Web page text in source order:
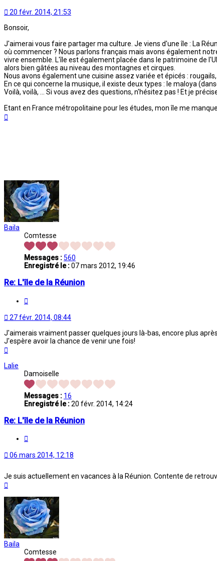
20 févr. 2014, 21:53
Bonsoir,
J'aimerai vous faire partager ma culture. Je viens d'une île : La
où commencer ? Nous parlons français mais avons également
vivre ensemble. L'île est également placée dans le patrimoine de
alors bien gâtées au niveau des montagnes et cirques.
Nous avons également une cuisine assez variée et épicés : rougails,
En ce qui concerne la musique, il existe deux types : le maloya
Voilà, voilà, ... Si vous avez des questions, n'hésitez pas ! Et je
Etant en France métropolitaine pour les études, mon île me
Baila
Comtesse
Messages :560
Enregistré le :07 mars 2012, 19:46
Re: L'île de la Réunion
27 févr. 2014, 08:44
J'aimerais vraiment passer quelques jours là-bas, encore plus
J'espère avoir la chance de venir une fois!
Lalie
Damoiselle
Messages : 16
Enregistré le :20 févr. 2014, 14:24
Re: L'île de la Réunion
06 mars 2014, 12:18
Je suis actuellement en vacances à la Réunion. Contente de
Baila
Comtesse